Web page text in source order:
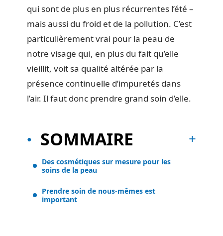
qui sont de plus en plus récurrentes l’été –
mais aussi du froid et de la pollution. C’est
particulièrement vrai pour la peau de
notre visage qui, en plus du fait qu’elle
vieillit, voit sa qualité altérée par la
présence continuelle d’impuretés dans
l’air. Il faut donc prendre grand soin d’elle.
SOMMAIRE
Des cosmétiques sur mesure pour les
soins de la peau
Prendre soin de nous-mêmes est
important